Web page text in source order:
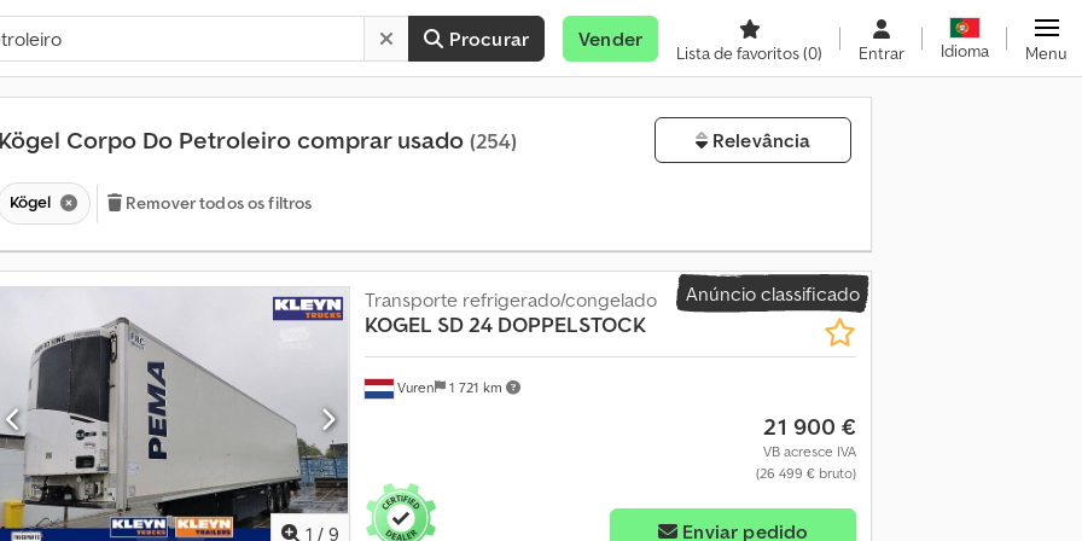
Procurar Vender
Lista de favoritos(0) Entrar Idioma Menu
Kögel Corpo Do Petroleiro comprar usado (254) Relevância
Kögel Remover todos os filtros
Anúncio classificado
1 / 9
Vuren 1 721 km
Transporte refrigerado/congelado
KOGEL SD 24 DOPPELSTOCK
21 900 €
VB acresce IVA
(26 499 € bruto)
Enviar pedido
s
d